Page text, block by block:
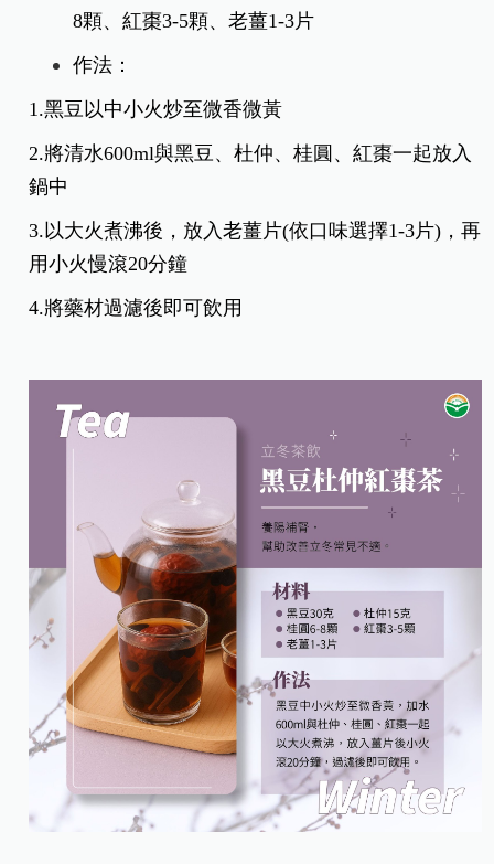
8顆、紅棗3-5顆、老薑1-3片
作法：
1.黑豆以中小火炒至微香微黃
2.將清水600ml與黑豆、杜仲、桂圓、紅棗一起放入
鍋中
3.以大火煮沸後，放入老薑片(依口味選擇1-3片)，再
用小火慢滾20分鐘
4.將藥材過濾後即可飲用